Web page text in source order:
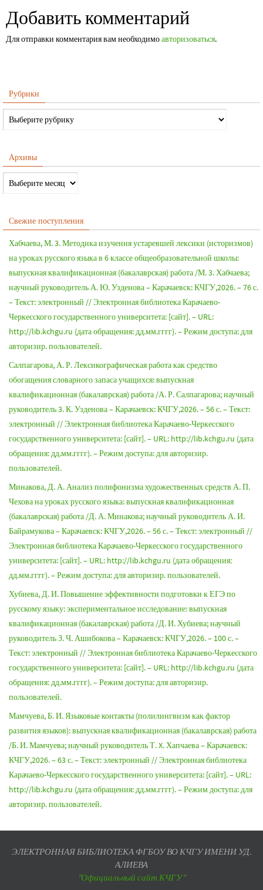
Добавить комментарий
Для отправки комментария вам необходимоавторизоваться.
Рубрики
Архивы
Свежие поступления
Хабчаева, М. 3. Методика изучения устаревшей лексики (историзмов)
на уроках русского языка в 6 классе общеобразовательной школы:
выпускная квалификационная (бакалаврская) работа /М. 3. Хабчаева;
научный руководитель А. Ю. Узденова – Карачаевск: КЧГУ,2026. – 76 с.
– Текст: электронный // Электронная библиотека Карачаево-
Черкесского государственного университета: [сайт]. – URL:
http://lib.kchgu.ru (дата обращения: дд.мм.гггг). – Режим доступа: для
авторизир. пользователей.
Салпагарова, А. Р. Лексикографическая работа как средство
обогащения словарного запаса учащихся: выпускная
квалификационная (бакалаврская) работа /А. Р. Салпагарова; научный
руководитель 3. К. Узденова – Карачаевск: КЧГУ,2026. – 56 с. – Текст:
электронный // Электронная библиотека Карачаево-Черкесского
государственного университета: [сайт]. – URL: http://lib.kchgu.ru (дата
обращения: дд.мм.гггг). – Режим доступа: для авторизир.
пользователей.
Минакова, Д. А. Анализ полифонизма художественных средств А. П.
Чехова на уроках русского языка: выпускная квалификационная
(бакалаврская) работа /Д. А. Минакова; научный руководитель А. И.
Байрамукова – Карачаевск: КЧГУ,2026. – 56 с. – Текст: электронный //
Электронная библиотека Карачаево-Черкесского государственного
университета: [сайт]. – URL: http://lib.kchgu.ru (дата обращения:
дд.мм.гггг). – Режим доступа: для авторизир. пользователей.
Хубиева, Д. И. Повышение эффективности подготовки к ЕГЭ по
русскому языку: экспериментальное исследование: выпускная
квалификационная (бакалаврская) работа /Д. И. Хубиева; научный
руководитель З. Ч. Ашибокова – Карачаевск: КЧГУ,2026. – 100 с. –
Текст: электронный // Электронная библиотека Карачаево-Черкесского
государственного университета: [сайт]. – URL: http://lib.kchgu.ru (дата
обращения: дд.мм.гггг). – Режим доступа: для авторизир.
пользователей.
Мамчуева, Б. И. Языковые контакты (полилингвизм как фактор
развития языков): выпускная квалификационная (бакалаврская) работа
/Б. И. Мамчуева; научный руководитель Т. X. Хапчаева – Карачаевск:
КЧГУ,2026. – 63 с. – Текст: электронный // Электронная библиотека
Карачаево-Черкесского государственного университета: [сайт]. – URL:
http://lib.kchgu.ru (дата обращения: дд.мм.гггг). – Режим доступа: для
авторизир. пользователей.
ЭЛЕКТРОННАЯ БИБЛИОТЕКА ФГБОУ ВО КЧГУ ИМЕНИ УД.
АЛИЕВА
"Официальный сайт КЧГУ"